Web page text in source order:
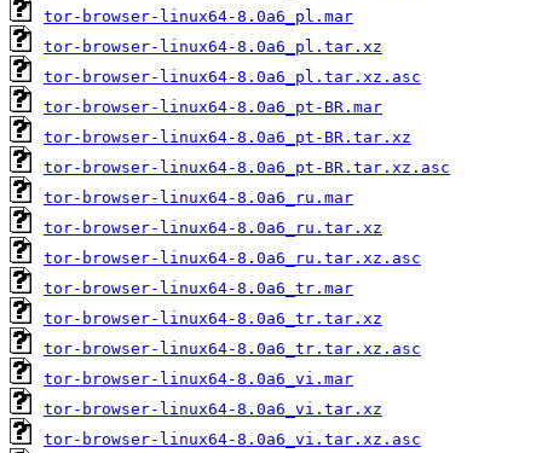
tor-browser-linux64-8.0a6_pl.mar
tor-browser-linux64-8.0a6_pl.tar.xz
tor-browser-linux64-8.0a6_pl.tar.xz.asc
tor-browser-linux64-8.0a6_pt-BR.mar
tor-browser-linux64-8.0a6_pt-BR.tar.xz
tor-browser-linux64-8.0a6_pt-BR.tar.xz.asc
tor-browser-linux64-8.0a6_ru.mar
tor-browser-linux64-8.0a6_ru.tar.xz
tor-browser-linux64-8.0a6_ru.tar.xz.asc
tor-browser-linux64-8.0a6_tr.mar
tor-browser-linux64-8.0a6_tr.tar.xz
tor-browser-linux64-8.0a6_tr.tar.xz.asc
tor-browser-linux64-8.0a6_vi.mar
tor-browser-linux64-8.0a6_vi.tar.xz
tor-browser-linux64-8.0a6_vi.tar.xz.asc